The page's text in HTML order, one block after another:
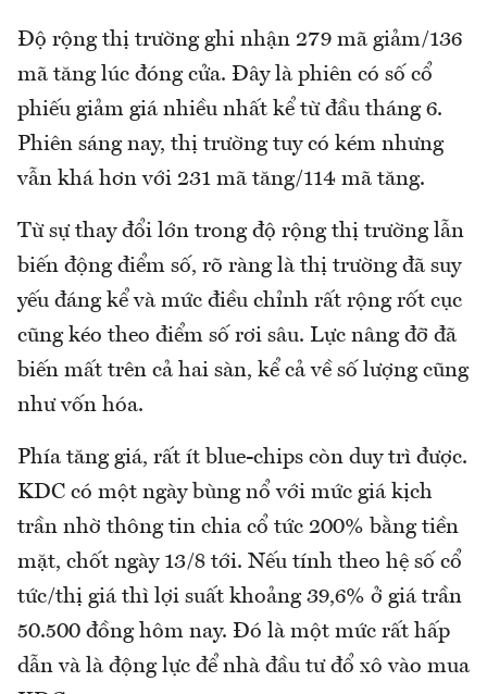
Độ rộng thị trường ghi nhận 279 mã giảm/136
mã tăng lúc đóng cửa. Đây là phiên có số cổ
phiếu giảm giá nhiều nhất kể từ đầu tháng 6.
Phiên sáng nay, thị trường tuy có kém nhưng
vẫn khá hơn với 231 mã tăng/114 mã tăng.
Từ sự thay đổi lớn trong độ rộng thị trường lẫn
biến động điểm số, rõ ràng là thị trường đã suy
yếu đáng kể và mức điều chỉnh rất rộng rốt cục
cũng kéo theo điểm số rơi sâu. Lực nâng đỡ đã
biến mất trên cả hai sàn, kể cả về số lượng cũng
như vốn hóa.
Phía tăng giá, rất ít blue-chips còn duy trì được.
KDC có một ngày bùng nổ với mức giá kịch
trần nhờ thông tin chia cổ tức 200% bằng tiền
mặt, chốt ngày 13/8 tới. Nếu tính theo hệ số cổ
tức/thị giá thì lợi suất khoảng 39,6% ở giá trần
50.500 đồng hôm nay. Đó là một mức rất hấp
dẫn và là động lực để nhà đầu tư đổ xô vào mua